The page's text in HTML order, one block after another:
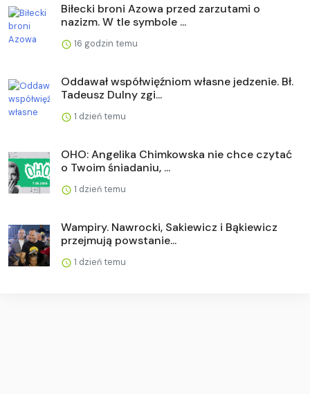
Biłecki broni Azowa przed zarzutami o
nazizm. W tle symbole ...
16 godzin temu
Oddawał współwięźniom własne jedzenie. Bł.
Tadeusz Dulny zgi...
1 dzień temu
OHO: Angelika Chimkowska nie chce czytać
o Twoim śniadaniu, ...
1 dzień temu
Wampiry. Nawrocki, Sakiewicz i Bąkiewicz
przejmują powstanie...
1 dzień temu